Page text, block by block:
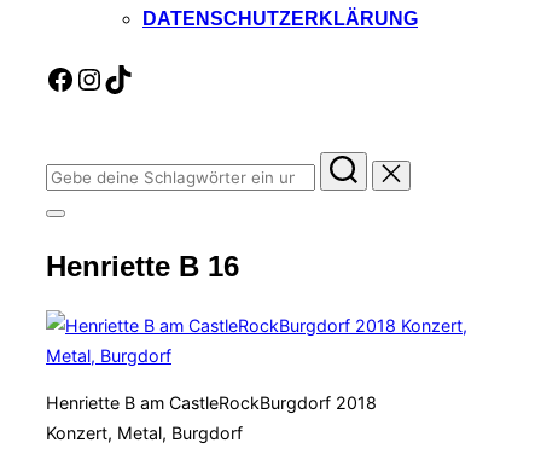
DATENSCHUTZERKLÄRUNG
Facebook
Instagram
TikTok
Suchen
nach:
Seitenleiste
Navigation
umschalten
Henriette B 16
Henriette B am CastleRockBurgdorf 2018
Konzert, Metal, Burgdorf